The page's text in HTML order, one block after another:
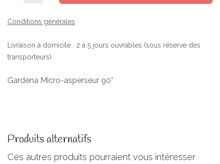
Conditions générales
Livraison à domicile : 2 à 5 jours ouvrables (sous réserve des
transporteurs)
Gardena Micro-asperseur 90°
Produits alternatifs
Ces autres produits pourraient vous intéresser